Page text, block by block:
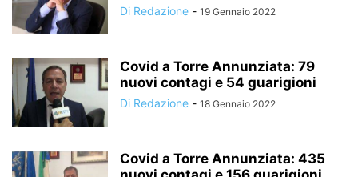
Di Redazione - 19 Gennaio 2022
Covid a Torre Annunziata: 79
nuovi contagi e 54 guarigioni
Di Redazione - 18 Gennaio 2022
Covid a Torre Annunziata: 435